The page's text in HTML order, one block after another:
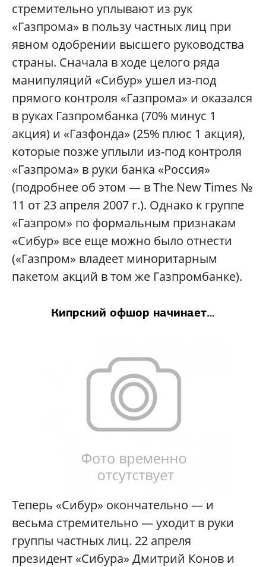
стремительно уплывают из рук
«Газпрома» в пользу частных лиц при
явном одобрении высшего руководства
страны. Сначала в ходе целого ряда
манипуляций «Сибур» ушел из-под
прямого контроля «Газпрома» и оказался
в руках Газпромбанка (70% минус 1
акция) и «Газфонда» (25% плюс 1 акция),
которые позже уплыли из-под контроля
«Газпрома» в руки банка «Россия»
(подробнее об этом — в The New Times №
11 от 23 апреля 2007 г.). Однако к группе
«Газпром» по формальным признакам
«Сибур» все еще можно было отнести
(«Газпром» владеет миноритарным
пакетом акций в том же Газпромбанке).
Кипрский офшор начинает…
Теперь «Сибур» окончательно — и
весьма стремительно — уходит в руки
группы частных лиц. 22 апреля
президент «Сибура» Дмитрий Конов и